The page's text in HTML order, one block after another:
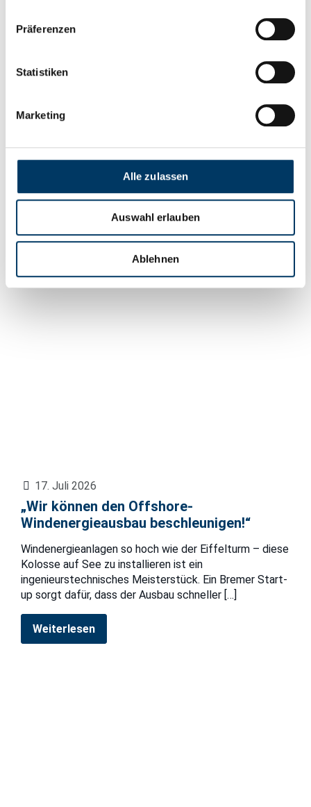
Präferenzen
Statistiken
Marketing
Alle zulassen
Auswahl erlauben
Ablehnen
„Wo Unternehmen Herausforderungen
Unternehmen können rechnen, keine Frage. Wenn es
hochkomplex wird, muss aber höhere Mathematik her.
Mit der Initiative #MOIN zeigt die Bremer
Weiterlesen
17. Juli 2026
„Wir können den Offshore-
Windenergieausbau beschleunigen!“
Windenergieanlagen so hoch wie der Eiffelturm – diese
Kolosse auf See zu installieren ist ein
ingenieurstechnisches Meisterstück. Ein Bremer Start-
up sorgt dafür, dass der Ausbau schneller […]
Weiterlesen